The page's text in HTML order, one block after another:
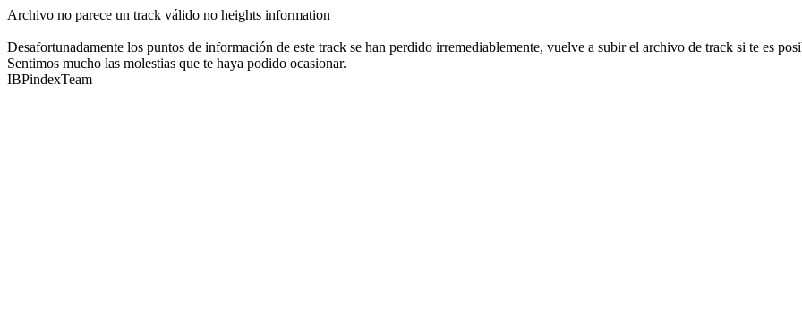
Archivo no parece un track válido no heights information
Desafortunadamente los puntos de información de este track se han perdido irremediablemente, vuelve a subir el archivo de track si te es
Sentimos mucho las molestias que te haya podido ocasionar.
IBPindexTeam